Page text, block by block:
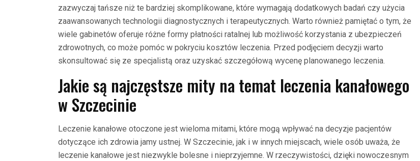
zazwyczaj tańsze niż te bardziej skomplikowane, które wymagają dodatkowych badań czy użycia
zaawansowanych technologii diagnostycznych i terapeutycznych. Warto również pamiętać o tym, że
wiele gabinetów oferuje różne formy płatności ratalnej lub możliwość korzystania z ubezpieczeń
zdrowotnych, co może pomóc w pokryciu kosztów leczenia. Przed podjęciem decyzji warto
skonsultować się ze specjalistą oraz uzyskać szczegółową wycenę planowanego leczenia.
Jakie są najczęstsze mity na temat leczenia kanałowego
w Szczecinie
Leczenie kanałowe otoczone jest wieloma mitami, które mogą wpływać na decyzje pacjentów
dotyczące ich zdrowia jamy ustnej. W Szczecinie, jak i w innych miejscach, wiele osób uważa, że
leczenie kanałowe jest niezwykle bolesne i nieprzyjemne. W rzeczywistości, dzięki nowoczesnym